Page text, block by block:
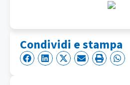
Condividi e stampa